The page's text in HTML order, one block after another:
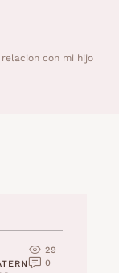
con mi hijo
29
0